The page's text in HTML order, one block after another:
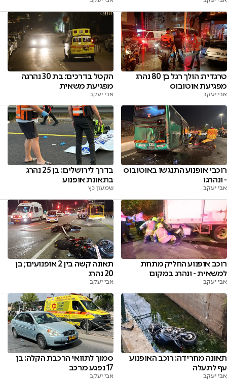
טרגדיה: הולך רגל בן 80 נהרג
מפגיעת אוטובוס
אבי יעקב
הקטל בדרכים: בת 30 נהרגה
מפגיעת משאית
אבי יעקב
רוכבי אופנוע התנגשו באוטובוס
- ונהרגו
אבי יעקב
בדרך לירושלים: בן 25 נהרג
בתאונת אופנוע
שמעון כץ
רוכב אופנוע החליק מתחת
למשאית - ונהרג במקום
אבי יעקב
תאונה קשה בין 2 אופנועים; בן
20 נהרג
אבי יעקב
תאונה מחרידה: רוכב האופנוע
עף לתעלה
אבי יעקב
סמוך לתוואי הרכבת הקלה: בן
17 נפגע מרכב
אבי יעקב